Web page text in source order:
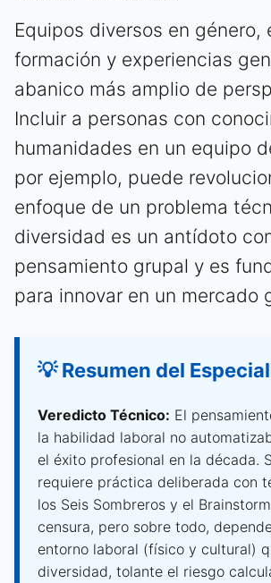
Equipos diversos en género,
formación y experiencias
abanico más amplio de
Incluir a personas con
humanidades en un equipo
por ejemplo, puede
enfoque de un problema
diversidad es un antídoto
pensamiento grupal y es
para innovar en un mercado
💡 Resumen del
Veredicto Técnico: El
la habilidad laboral no
el éxito profesional en la década.
requiere práctica deliberada con
los Seis Sombreros y el
censura, pero sobre todo,
entorno laboral (físico y cultural)
diversidad, tolante el riesgo